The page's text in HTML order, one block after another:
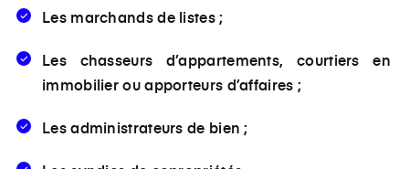
Les marchands de listes ;
Les chasseurs d’appartements, courtiers en
immobilier ou apporteurs d’affaires ;
Les administrateurs de bien ;